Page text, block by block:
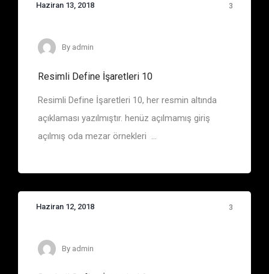
Haziran 13, 2018 3
By admin
Resimli Define İşaretleri 10
Resimli Define İşaretleri 10, her resmin altında
açıklaması yazılmıştır. henüz açılmamış giriş
açılmış oda mezar örnekleri ...
Haziran 12, 2018 3
By admin